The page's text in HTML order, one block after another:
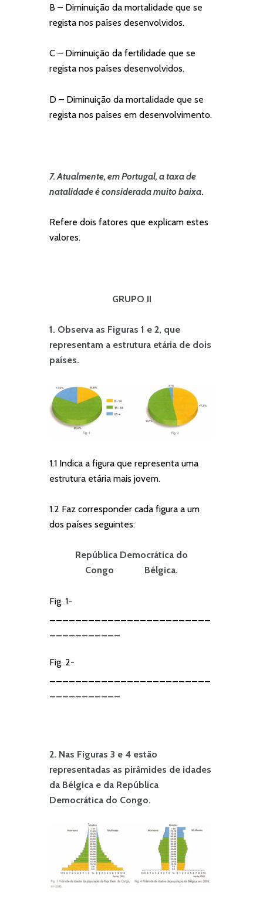
B – Diminuição da mortalidade que se
regista nos países desenvolvidos.
C – Diminuição da fertilidade que se
regista nos países desenvolvidos.
D – Diminuição da mortalidade que se
regista nos países em desenvolvimento.
7. Atualmente, em Portugal, a taxa de
natalidade é considerada muito baixa.
Refere dois fatores que explicam estes
valores.
GRUPO II
1. Observa as Figuras 1 e 2, que
representam a estrutura etária de dois
países.
1.1 Indica a figura que representa uma
estrutura etária mais jovem.
1.2 Faz corresponder cada figura a um
dos países seguintes:
República Democrática do
Congo Bélgica.
Fig. 1-
Fig. 2-
2. Nas Figuras 3 e 4 estão
representadas as pirâmides de idades
da Bélgica e da República
Democrática do Congo.